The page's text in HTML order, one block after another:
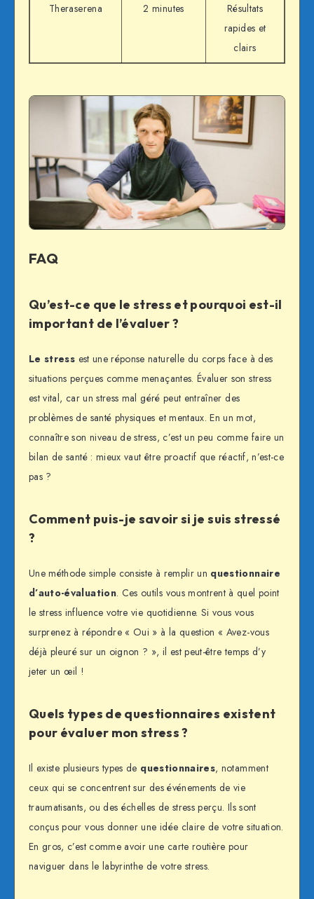
Theraserena 2 minutes
Résultats
rapides et
clairs
FAQ
Qu’est-ce que le stress et pourquoi est-il
important de l’évaluer ?
Le stress est une réponse naturelle du corps face à des
situations perçues comme menaçantes. Évaluer son stress
est vital, car un stress mal géré peut entraîner des
problèmes de santé physiques et mentaux. En un mot,
connaître son niveau de stress, c’est un peu comme faire un
bilan de santé : mieux vaut être proactif que réactif, n’est-ce
pas ?
Comment puis-je savoir si je suis stressé
?
Une méthode simple consiste à remplir un questionnaire
d’auto-évaluation. Ces outils vous montrent à quel point
le stress influence votre vie quotidienne. Si vous vous
surprenez à répondre « Oui » à la question « Avez-vous
déjà pleuré sur un oignon ? », il est peut-être temps d’y
jeter un œil !
Quels types de questionnaires existent
pour évaluer mon stress ?
Il existe plusieurs types de questionnaires, notamment
ceux qui se concentrent sur des événements de vie
traumatisants, ou des échelles de stress perçu. Ils sont
conçus pour vous donner une idée claire de votre situation.
En gros, c’est comme avoir une carte routière pour
naviguer dans le labyrinthe de votre stress.